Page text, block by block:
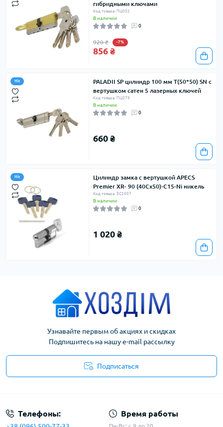
гибридными ключами
Код товара: ПЦ002
В наличии
0
920 ₴ -7%
856 ₴
Hit
PALADII SP цилиндр 100 мм Т(50*50) SN с
вертушком сатен 5 лазерных ключей
Код товара: ПЦ079
В наличии
0
660 ₴
Hit
Цилиндр замка с вертушкой APECS
Premier XR- 90 (40Сх50)-C15-Ni никель
Код товара: ЗС2007
В наличии
0
1 020 ₴
Узнавайте первым об акциях и скидках
Подпишитесь на нашу e-mail рассылку
Подписаться
Телефоны: Время работы